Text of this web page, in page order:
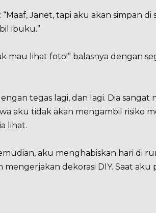
Janet, tapi aku akan simpan di
ibuku.”
mau lihat foto!” balasnya dengan
tegas lagi, dan lagi. Dia
aku tidak akan mengambil risiko
lihat.
aku menghabiskan hari di
mengerjakan dekorasi DIY. Saat